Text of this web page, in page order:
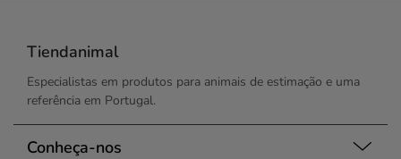
Tiendanimal
Especialistas em produtos para animais de estimação e uma
referência em Portugal.
Conheça-nos